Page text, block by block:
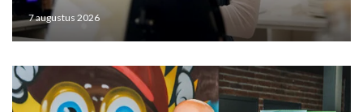
7 augustus 2026